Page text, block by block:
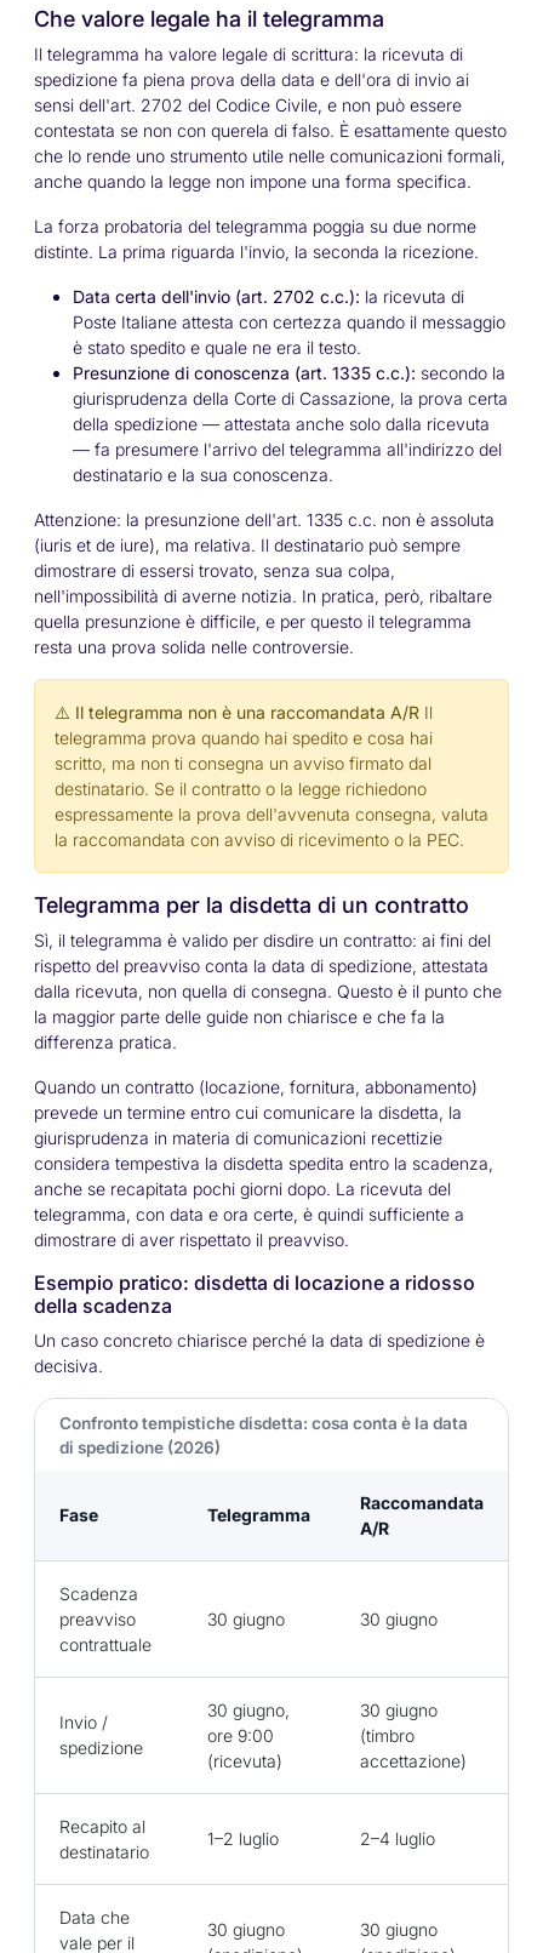
Che valore legale ha il telegramma
Il telegramma ha valore legale di scrittura: la ricevuta di
spedizione fa piena prova della data e dell'ora di invio ai
sensi dell'art. 2702 del Codice Civile, e non può essere
contestata se non con querela di falso. È esattamente questo
che lo rende uno strumento utile nelle comunicazioni formali,
anche quando la legge non impone una forma specifica.
La forza probatoria del telegramma poggia su due norme
distinte. La prima riguarda l'invio, la seconda la ricezione.
Data certa dell'invio (art. 2702 c.c.): la ricevuta di
Poste Italiane attesta con certezza quando il messaggio
è stato spedito e quale ne era il testo.
Presunzione di conoscenza (art. 1335 c.c.): secondo la
giurisprudenza della Corte di Cassazione, la prova certa
della spedizione — attestata anche solo dalla ricevuta
— fa presumere l'arrivo del telegramma all'indirizzo del
destinatario e la sua conoscenza.
Attenzione: la presunzione dell'art. 1335 c.c. non è assoluta
(iuris et de iure), ma relativa. Il destinatario può sempre
dimostrare di essersi trovato, senza sua colpa,
nell'impossibilità di averne notizia. In pratica, però, ribaltare
quella presunzione è difficile, e per questo il telegramma
resta una prova solida nelle controversie.
⚠️ Il telegramma non è una raccomandata A/R Il
telegramma prova quando hai spedito e cosa hai
scritto, ma non ti consegna un avviso firmato dal
destinatario. Se il contratto o la legge richiedono
espressamente la prova dell'avvenuta consegna, valuta
la raccomandata con avviso di ricevimento o la PEC.
Telegramma per la disdetta di un contratto
Sì, il telegramma è valido per disdire un contratto: ai fini del
rispetto del preavviso conta la data di spedizione, attestata
dalla ricevuta, non quella di consegna. Questo è il punto che
la maggior parte delle guide non chiarisce e che fa la
differenza pratica.
Quando un contratto (locazione, fornitura, abbonamento)
prevede un termine entro cui comunicare la disdetta, la
giurisprudenza in materia di comunicazioni recettizie
considera tempestiva la disdetta spedita entro la scadenza,
anche se recapitata pochi giorni dopo. La ricevuta del
telegramma, con data e ora certe, è quindi sufficiente a
dimostrare di aver rispettato il preavviso.
Esempio pratico: disdetta di locazione a ridosso
della scadenza
Un caso concreto chiarisce perché la data di spedizione è
decisiva.
Confronto tempistiche disdetta: cosa conta è la data
di spedizione (2026)
Fase Telegramma
Raccomandata
A/R
Scadenza
preavviso
contrattuale
30 giugno 30 giugno
Invio /
spedizione
30 giugno,
ore 9:00
(ricevuta)
30 giugno
(timbro
accettazione)
Recapito al
destinatario
1–2 luglio 2–4 luglio
Data che
vale per il
30 giugno
30 giugno